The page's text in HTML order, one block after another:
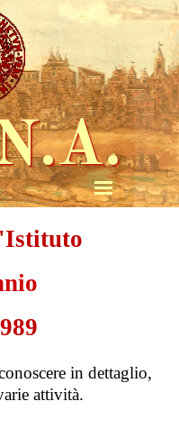
in dettaglio,
attività.